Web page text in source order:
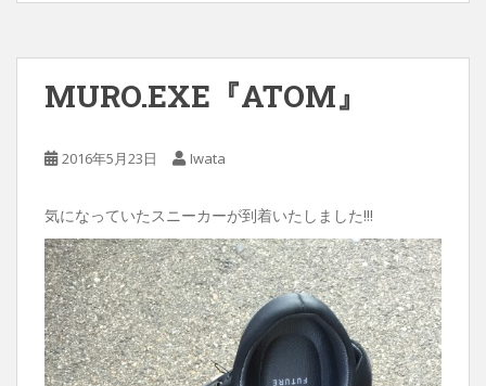
MURO.EXE『ATOM』
2016年5月23日 Iwata
気になっていたスニーカーが到着いたしました!!!